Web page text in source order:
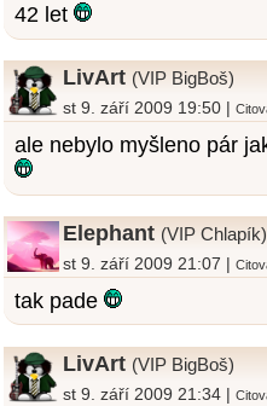
42 let
LivArt (VIP BigBoš)
st 9. září 2009 19:50 |
ale nebylo myšleno pár
Elephant (VIP Chlapík)
st 9. září 2009 21:07 |
tak pade
LivArt (VIP BigBoš)
st 9. září 2009 21:34 |